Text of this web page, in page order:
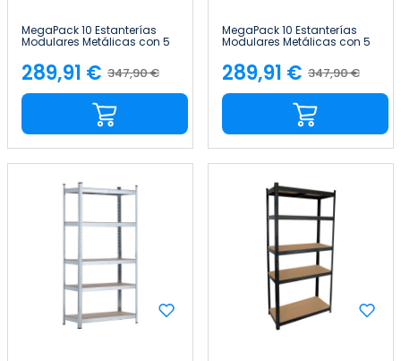
MegaPack 10 Estanterías
Modulares Metálicas con 5
90x40x180cm 7house
Precio
base
347,90 €
Precio
289,91 €
MegaPack 10 Estanterías
Modulares Metálicas con 5
90x40x180cm 7house
Precio
base
347,90 €
Precio
289,91 €